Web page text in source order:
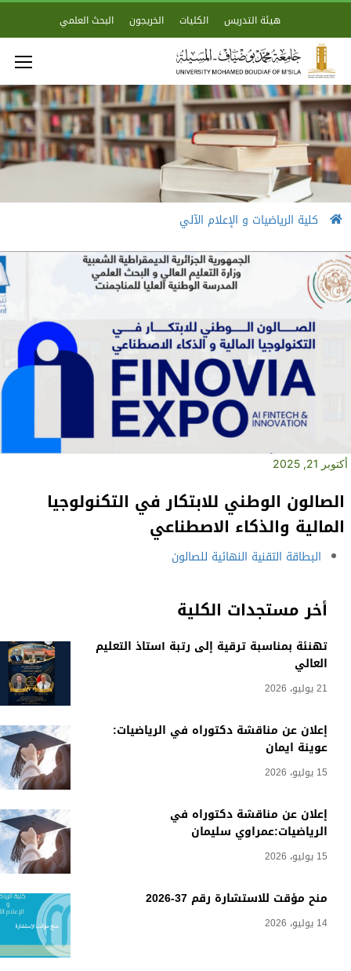
هيئة التدريس الكليات الخريجون البحث العلمي
كلية الرياضيات و الإعلام الآلي
أخر مستجدات الكلية
تهنئة بمناسبة ترقية إلى رتبة أستاذ التعليم
العالي
21 يوليو، 2026
إعلان عن مناقشة دكتوراه في الرياضيات:
عوينة ايمان
15 يوليو، 2026
إعلان عن مناقشة دكتوراه في
الرياضيات:عمراوي سليمان
15 يوليو، 2026
منح مؤقت للاستشارة رقم 37-2026
14 يوليو، 2026
أكتوبر 21, 2025
الصالون الوطني للابتكار في التكنولوجيا
المالية والذكاء الاصطناعي
البطاقة التقنية النهائية للصالون